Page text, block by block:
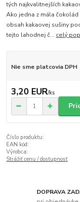
tých najkvalitnejších
Ako jedna z mála
obsah kakaovej sušiny
tejto lahodnej č... celý
Nie sme platcovia DPH
3,20 EUR/ks
Číslo produktu:
EAN kód:
Výrobca:
Strážiť cenu / dostupnosť
DOPRAVA